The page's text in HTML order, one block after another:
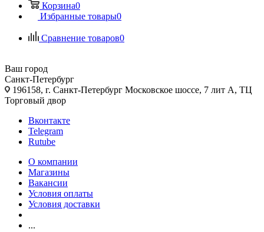
Корзина0
Избранные товары0
Сравнение товаров0
Ваш город
Санкт-Петербург
196158, г. Санкт-Петербург Московское шоссе, 7 лит А, ТЦ
Торговый двор
Вконтакте
Telegram
Rutube
О компании
Магазины
Вакансии
Условия оплаты
Условия доставки
...